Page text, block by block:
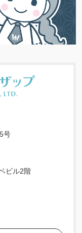
号
ビル2階